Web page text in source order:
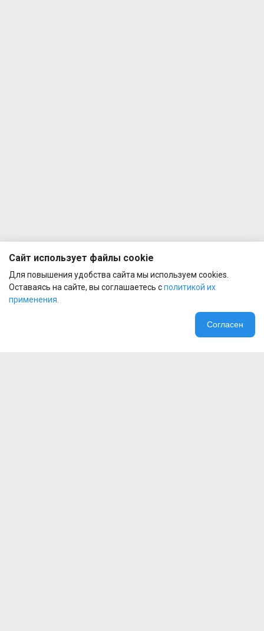
Сайт использует файлы cookie
Для повышения удобства сайта мы используем cookies.
Оставаясь на сайте, вы соглашаетесь сполитикой их
применения.
Согласен